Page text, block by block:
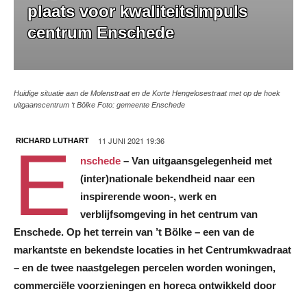
plaats voor kwaliteitsimpuls
centrum Enschede
Huidige situatie aan de Molenstraat en de Korte Hengelosestraat met op de hoek
uitgaanscentrum ‘t Bölke Foto: gemeente Enschede
RICHARD LUTHART 11 JUNI 2021 19:36
E nschede – Van uitgaansgelegenheid met
(inter)nationale bekendheid naar een
inspirerende woon-, werk en
verblijfsomgeving in het centrum van
Enschede. Op het terrein van ’t Bölke – een van de
markantste en bekendste locaties in het Centrumkwadraat
– en de twee naastgelegen percelen worden woningen,
commerciële voorzieningen en horeca ontwikkeld door